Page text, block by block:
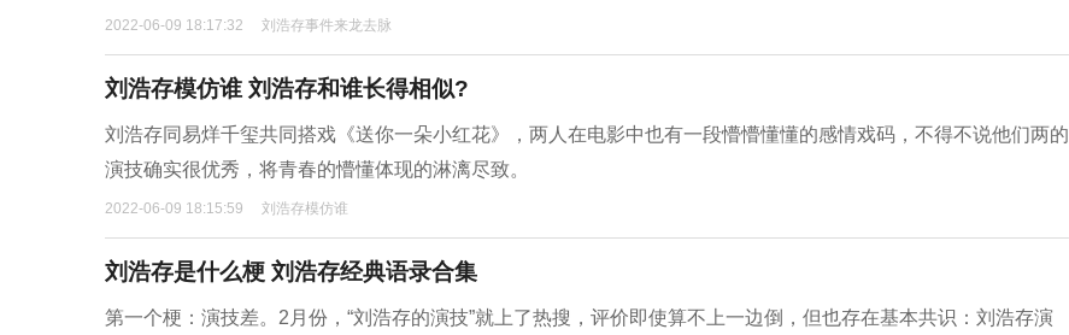
2022-06-09 18:17:32 刘浩存事件来龙去脉
刘浩存模仿谁 刘浩存和谁长得相似?
刘浩存同易烊千玺共同搭戏《送你一朵小红花》，两人在电影中也有一段懵懵懂懂的感情戏码，不得不说他们两的
演技确实很优秀，将青春的懵懂体现的淋漓尽致。
2022-06-09 18:15:59 刘浩存模仿谁
刘浩存是什么梗 刘浩存经典语录合集
第一个梗：演技差。2月份，“刘浩存的演技”就上了热搜，评价即使算不上一边倒，但也存在基本共识：刘浩存演